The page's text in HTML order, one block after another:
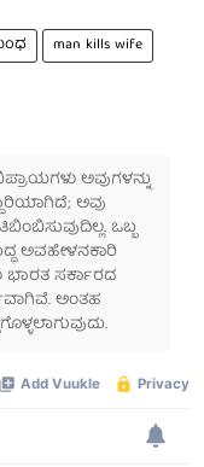
man kills wife
ಅವುಗಳನ್ನು
ಅವು
ಒಬ್ಬ
ಅವಹೇಳನಕಾರಿ
ಸರ್ಕಾರದ
ಅಂತಹ